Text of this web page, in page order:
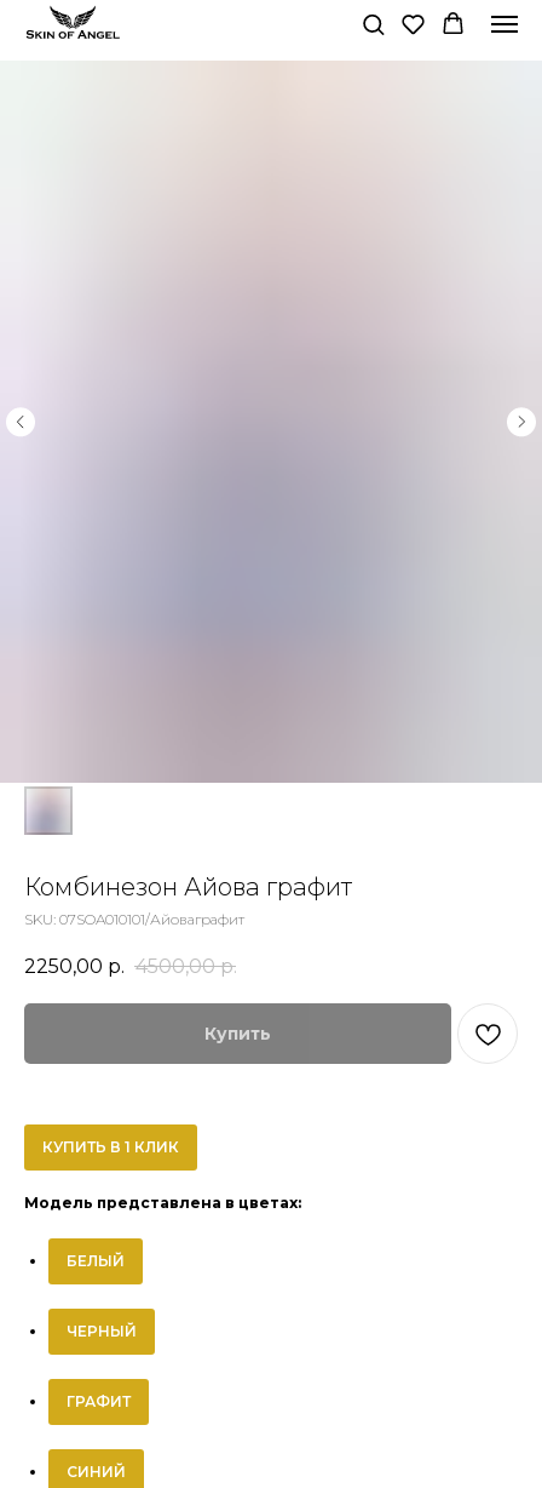
Комбинезон Айова графит
SKU: 07SOA010101/Айоваграфит
2250,00 р. 4500,00 р.
Купить
КУПИТЬ В 1 КЛИК
Модель представлена в цветах:
БЕЛЫЙ
ЧЕРНЫЙ
ГРАФИТ
СИНИЙ